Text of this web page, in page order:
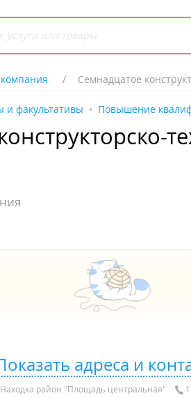
Семнадцатое
и факультативы Повышение
адреса и
Находка район "Площадь центральная"